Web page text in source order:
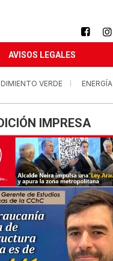
AVISOS LEGALES
VERDE
ENERGÍA
IMPRESA